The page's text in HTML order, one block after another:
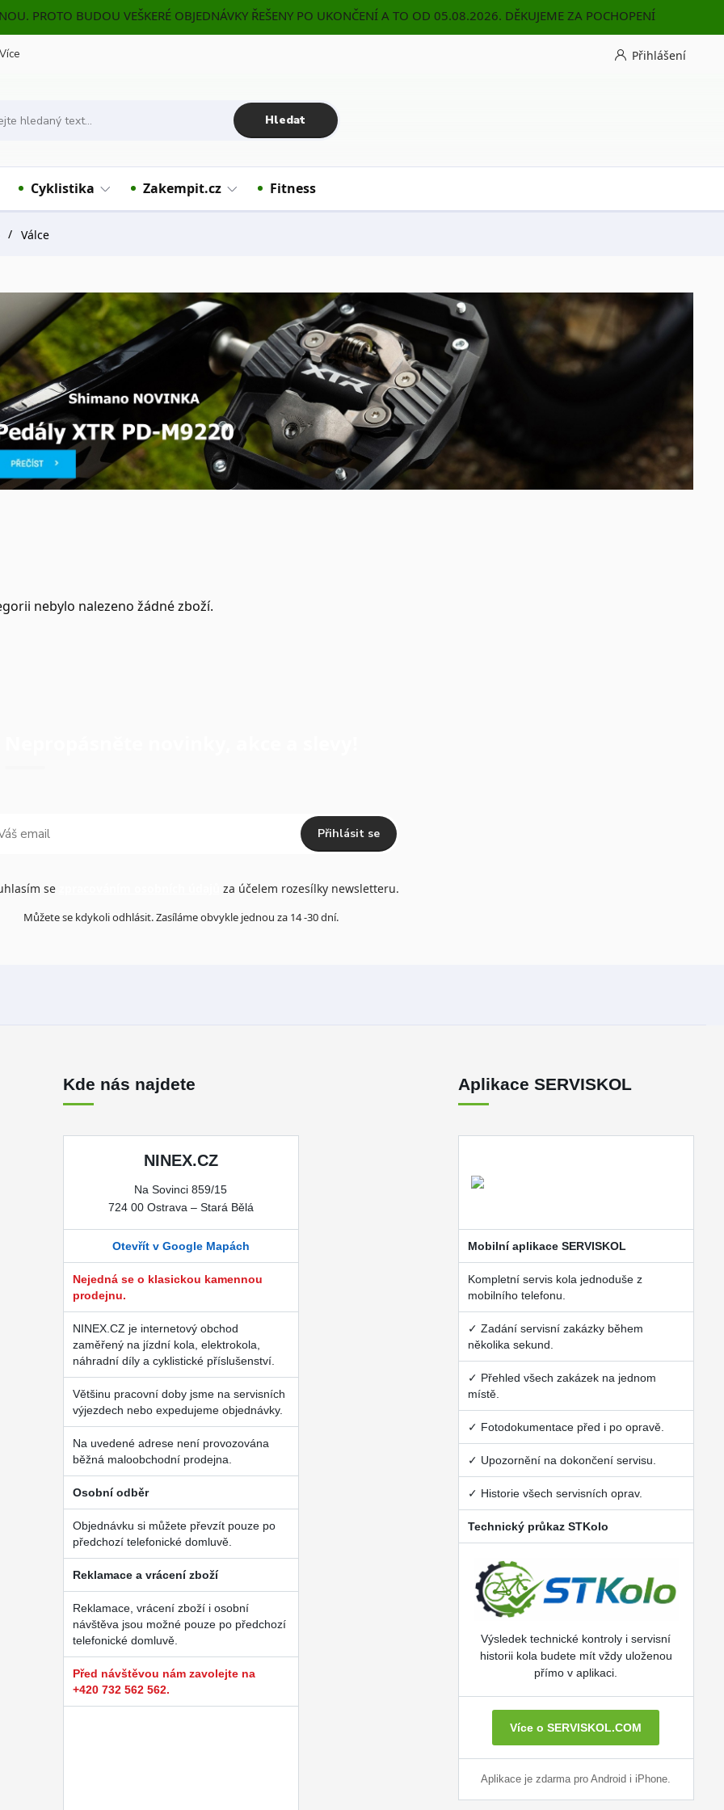
PROTO BUDOU VEŠKERÉ OBJEDNÁVKY ŘEŠENY PO UKONČENÍ A TO OD 05.08.2026. DĚKUJEME ZA POCHOPENÍ
Více Přihlášení
Hledat
Cyklistika Zakempit.cz Fitness
Válce
nebylo nalezeno žádné zboží.
Přihlásit se
se za účelem rozesílky newsletteru.
Můžete se kdykoli odhlásit. Zasíláme obvykle jednou za 14 -30 dní.
Kde nás najdete
NINEX.CZ
Na Sovinci 859/15
724 00 Ostrava – Stará Bělá
Otevřít v Google Mapách
Nejedná se o klasickou kamennou
prodejnu.
NINEX.CZ je internetový obchod
zaměřený na jízdní kola, elektrokola,
náhradní díly a cyklistické příslušenství.
Většinu pracovní doby jsme na servisních
výjezdech nebo expedujeme objednávky.
Na uvedené adrese není provozována
běžná maloobchodní prodejna.
Osobní odběr
Objednávku si můžete převzít pouze po
předchozí telefonické domluvě.
Reklamace a vrácení zboží
Reklamace, vrácení zboží i osobní
návštěva jsou možné pouze po předchozí
telefonické domluvě.
Před návštěvou nám zavolejte na
+420 732 562 562.
Aplikace SERVISKOL
Mobilní aplikace SERVISKOL
Kompletní servis kola jednoduše z
mobilního telefonu.
✓ Zadání servisní zakázky během
několika sekund.
✓ Přehled všech zakázek na jednom
místě.
✓ Fotodokumentace před i po opravě.
✓ Upozornění na dokončení servisu.
✓ Historie všech servisních oprav.
Technický průkaz STKolo
Výsledek technické kontroly i servisní
historii kola budete mít vždy uloženou
přímo v aplikaci.
Více o SERVISKOL.COM
Aplikace je zdarma pro Android i iPhone.